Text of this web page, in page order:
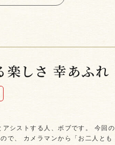
楽しさ 幸あふれ
アシストする人、ボブです。 今回の
で、 カメラマンから「お二人とも